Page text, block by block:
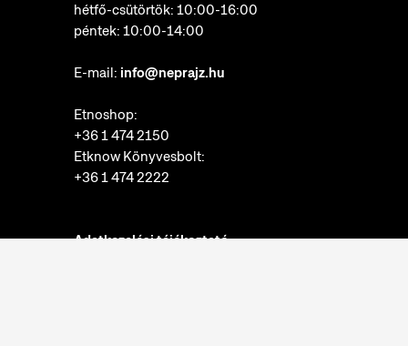
hétfő-csütörtök: 10:00-16:00
péntek: 10:00-14:00
E-mail: info@neprajz.hu
Etnoshop:
+36 1 474 2150
Etknow Könyvesbolt:
+36 1 474 2222
Adatkezelési tájékoztató